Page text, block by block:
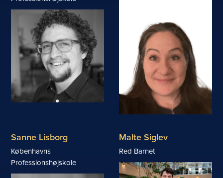
Sanne Lisborg
Københavns
Professionshøjskole
Malte Siglev
Red Barnet